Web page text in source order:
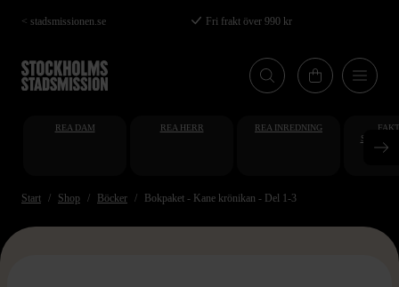
Hoppa
till
huvudinnehåll
< stadsmissionen.se Fri frakt över 990 kr
REA DAM REA HERR REA INREDNING
Start Shop Böcker Bokpaket - Kane krönikan - Del 1-3
>